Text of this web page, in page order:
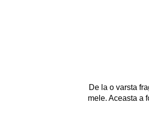
De la o varsta
mele. Aceasta a